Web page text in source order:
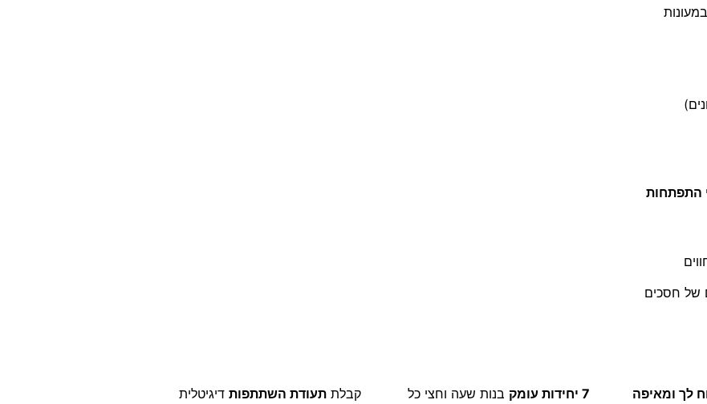
התפתחות
של חסכים
לך ומאיפה
7 יחידות עומק
בנות שעה וחצי כל
קבלת תעודת השתתפות דיגיטלית